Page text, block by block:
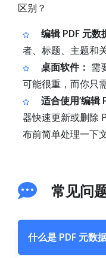
区别？
编辑 PDF 元数
者、标题、主题和
桌面软件： 需
可能很重，而你只
适合使用‘编辑
器快速更新或删除
布前简单处理一下
常见问
什么是 PDF 元数